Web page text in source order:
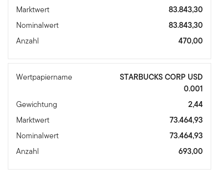
Marktwert
83.843,30
Nominalwert
83.843,30
Anzahl
470,00
Wertpapiername
STARBUCKS CORP USD
0.001
Gewichtung
2,44
Marktwert
73.464,93
Nominalwert
73.464,93
Anzahl
693,00